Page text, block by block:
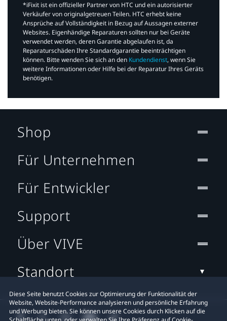
*iFixit ist ein offizieller Partner von HTC und ein autorisierter
Verkäufer von originalgetreuen Teilen. HTC erhebt keine
Ansprüche auf Vollständigkeit in Bezug auf Aussagen externer
Websites. Eigenhändige Reparaturen sollten nur bei Geräte
verwendet werden, deren Garantie abgelaufen ist, da
Reparaturschäden Ihre Standardgarantie beeinträchtigen
können. Bitte wenden Sie sich an den Kundendienst, wenn Sie
weitere Informationen oder Hilfe bei der Reparatur Ihres Geräts
benötigen.​
Diese Seite benutzt Cookies zur Optimierung der Funktionalität der
Website, Website-Performance analysieren und persönliche Erfahrung
und Werbung bieten. Sie können unsere Cookies durch Klicken auf die
Shop
Für Unternehmen
Für Entwickler
Support
Über VIVE
Standort